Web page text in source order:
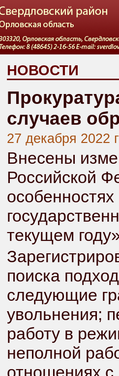
НОВОСТИ
случаев
27 декабря 2022
Внесены
Российской
текущем
поиска
следующие
увольнения;
работу в
неполной
отношениях